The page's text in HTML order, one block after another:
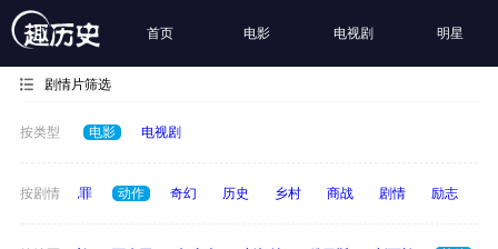
首页 电影 电视剧 明星
剧情片筛选
按类型 电影 电视剧
按剧情
偶像 犯罪 动作 奇幻 历史 乡村 商战 剧情 励志